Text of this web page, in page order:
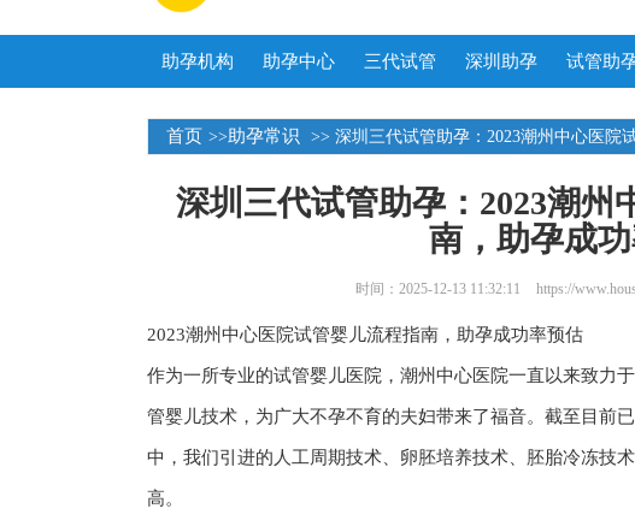
助孕机构 助孕中心 三代试管 深圳助孕 试管助
首页 >> 助孕常识 >> 深圳三代试管助孕：2023潮州中心医院
深圳三代试管助孕：2023潮州
南，助孕成
时间：2025-12-13 11:32:11 https://
2023潮州中心医院试管婴儿流程指南，助孕成功率预估
作为一所专业的试管婴儿医院，潮州中心医院一直以来致力
管婴儿技术，为广大不孕不育的夫妇带来了福音。截至目前
中，我们引进的人工周期技术、卵胚培养技术、胚胎冷冻技
高。